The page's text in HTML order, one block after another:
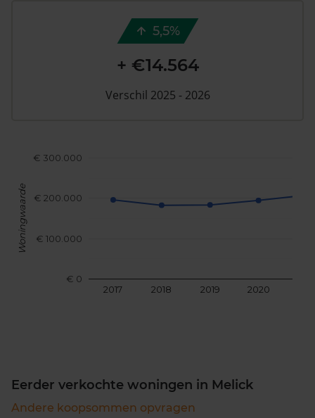
2017 2018 2019 2020
€ 0
€ 100.000
€ 200.000
€ 300.000
Woningwaarde
5,5%
+ €14.564
Verschil 2025 - 2026
Eerder verkochte woningen in Melick
Andere koopsommen opvragen